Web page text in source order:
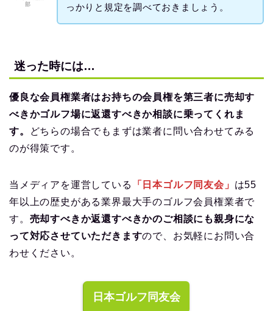
部
っかりと規定を調べておきましょう。
迷った時には…
優良な会員権業者はお持ちの会員権を第三者に売却す
べきかゴルフ場に返還すべきか相談に乗ってくれま
す。
どちらの場合でもまずは業者に問い合わせてみる
のが得策です。
当メディアを運営している 「日本ゴルフ同友会」 は55
年以上の歴史がある業界最大手のゴルフ会員権業者で
す。 売却すべきか返還すべきかのご相談にも親身にな
って対応させていただきますので、お気軽にお問い合
わせください。
日本ゴルフ同友会